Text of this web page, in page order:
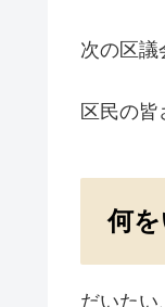
次の区議
区民の皆
何
だいたい